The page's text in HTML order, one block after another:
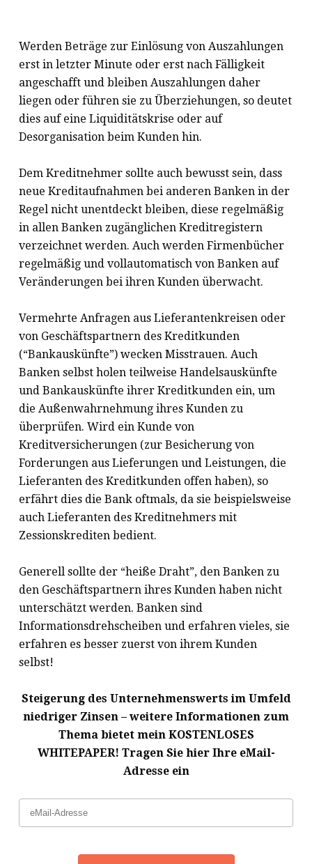
Werden Beträge zur Einlösung von Auszahlungen
erst in letzter Minute oder erst nach Fälligkeit
angeschafft und bleiben Auszahlungen daher
liegen oder führen sie zu Überziehungen, so deutet
dies auf eine Liquiditätskrise oder auf
Desorganisation beim Kunden hin.
Dem Kreditnehmer sollte auch bewusst sein, dass
neue Kreditaufnahmen bei anderen Banken in der
Regel nicht unentdeckt bleiben, diese regelmäßig
in allen Banken zugänglichen Kreditregistern
verzeichnet werden. Auch werden Firmenbücher
regelmäßig und vollautomatisch von Banken auf
Veränderungen bei ihren Kunden überwacht.
Vermehrte Anfragen aus Lieferantenkreisen oder
von Geschäftspartnern des Kreditkunden
(“Bankauskünfte”) wecken Misstrauen. Auch
Banken selbst holen teilweise Handelsauskünfte
und Bankauskünfte ihrer Kreditkunden ein, um
die Außenwahrnehmung ihres Kunden zu
überprüfen. Wird ein Kunde von
Kreditversicherungen (zur Besicherung von
Forderungen aus Lieferungen und Leistungen, die
Lieferanten des Kreditkunden offen haben), so
erfährt dies die Bank oftmals, da sie beispielsweise
auch Lieferanten des Kreditnehmers mit
Zessionskrediten bedient.
Generell sollte der “heiße Draht”, den Banken zu
den Geschäftspartnern ihres Kunden haben nicht
unterschätzt werden. Banken sind
Informationsdrehscheiben und erfahren vieles, sie
erfahren es besser zuerst von ihrem Kunden
selbst!
Steigerung des Unternehmenswerts im Umfeld
niedriger Zinsen – weitere Informationen zum
Thema bietet mein KOSTENLOSES
WHITEPAPER! Tragen Sie hier Ihre eMail-
Adresse ein